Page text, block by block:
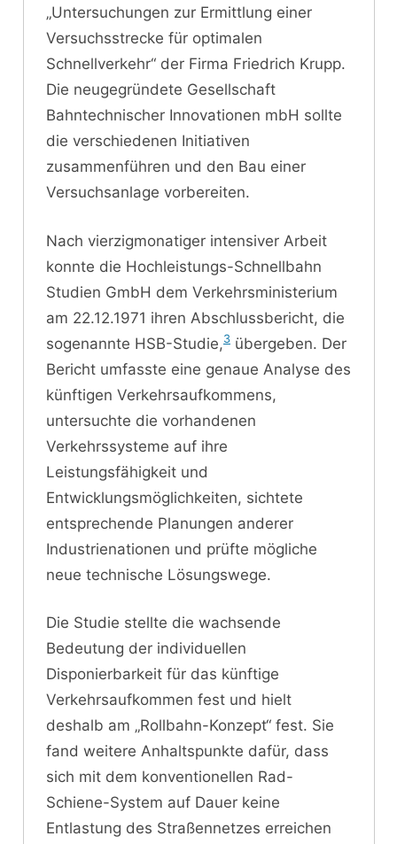
„Untersuchungen zur Ermittlung einer
Versuchsstrecke für optimalen
Schnellverkehr“ der Firma Friedrich Krupp.
Die neugegründete Gesellschaft
Bahntechnischer Innovationen mbH sollte
die verschiedenen Initiativen
zusammenführen und den Bau einer
Versuchsanlage vorbereiten.
Nach vierzigmonatiger intensiver Arbeit
konnte die Hochleistungs-Schnellbahn
Studien GmbH dem Verkehrsministerium
am 22.12.1971 ihren Abschlussbericht, die
sogenannte HSB-Studie,3 übergeben. Der
Bericht umfasste eine genaue Analyse des
künftigen Verkehrsaufkommens,
untersuchte die vorhandenen
Verkehrssysteme auf ihre
Leistungsfähigkeit und
Entwicklungsmöglichkeiten, sichtete
entsprechende Planungen anderer
Industrienationen und prüfte mögliche
neue technische Lösungswege.
Die Studie stellte die wachsende
Bedeutung der individuellen
Disponierbarkeit für das künftige
Verkehrsaufkommen fest und hielt
deshalb am „Rollbahn-Konzept“ fest. Sie
fand weitere Anhaltspunkte dafür, dass
sich mit dem konventionellen Rad-
Schiene-System auf Dauer keine
Entlastung des Straßennetzes erreichen